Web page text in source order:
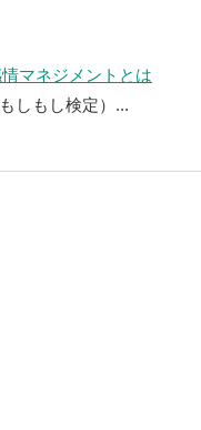
マネジメントとは
しもし検定）...